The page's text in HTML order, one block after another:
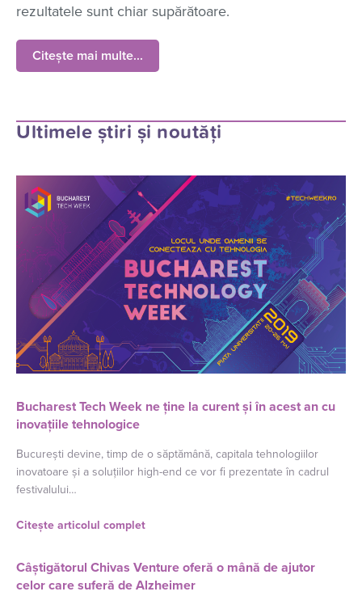
rezultatele sunt chiar supărătoare.
Citește mai multe...
Ultimele știri și noutăți
Bucharest Tech Week ne ține la curent și în acest an cu
inovațiile tehnologice
București devine, timp de o săptămână, capitala tehnologiilor
inovatoare și a soluțiilor high-end ce vor fi prezentate în cadrul
festivalului…
Citește articolul complet
Câștigătorul Chivas Venture oferă o mână de ajutor
celor care suferă de Alzheimer